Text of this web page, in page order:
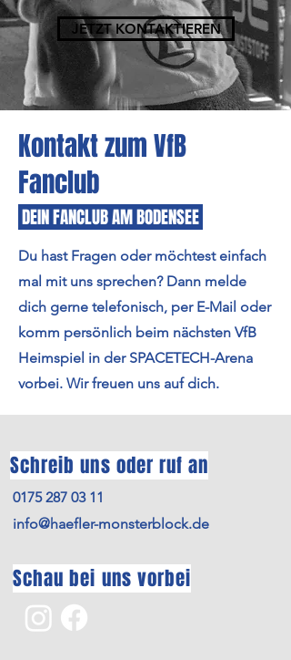
JETZT KONTAKTIEREN
Kontakt zum VfB
Fanclub
DEIN FANCLUB AM BODENSEE
Du hast Fragen oder möchtest einfach
mal mit uns sprechen? Dann melde
dich gerne telefonisch, per E-Mail oder
komm persönlich beim nächsten VfB
Heimspiel in der SPACETECH-Arena
vorbei. Wir freuen uns auf dich.
Schreib uns oder ruf an
0175 287 03 11
info@haefler-monsterblock.de
Schau bei uns vorbei